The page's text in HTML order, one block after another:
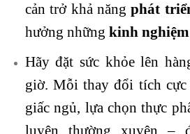
cản trở khả năngphát
hưởng những kinh nghiệm
Hãy đặt sức khỏe lên
giờ. Mỗi thay đổi tích
giấc ngủ, lựa chọn thực
luyện thường xuyên –